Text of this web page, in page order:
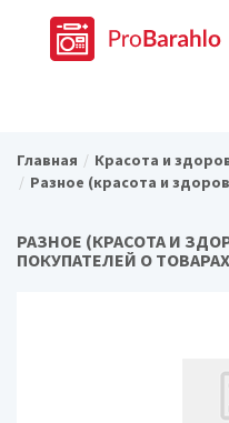
Главная
Красота и
Разное (красота и
РАЗНОЕ (КРАСОТА И
ПОКУПАТЕЛЕЙ О ТОВАРАХ